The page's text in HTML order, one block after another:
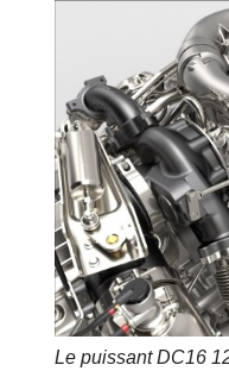
Le puissant DC16